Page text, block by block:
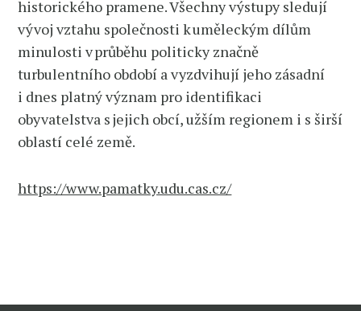
historického pramene. Všechny výstupy sledují
vývoj vztahu společnosti k uměleckým dílům
minulosti v průběhu politicky značně
turbulentního období a vyzdvihují jeho zásadní
i dnes platný význam pro identifikaci
obyvatelstva s jejich obcí, užším regionem i s širší
oblastí celé země.
https://www.pamatky.udu.cas.cz/